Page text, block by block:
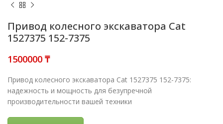
Привод колесного экскаватора Cat
1527375 152-7375
₸
Привод колесного экскаватора Cat 1527375 152-7375:
надежность и мощность для безупречной
производительности вашей техники